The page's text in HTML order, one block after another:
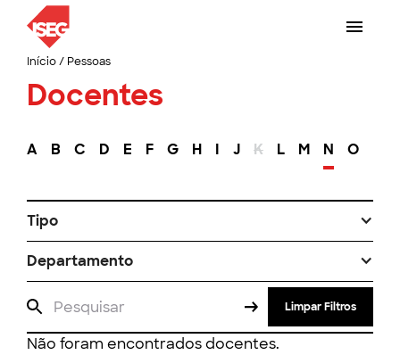
Início/ Pessoas
Docentes
A B C D E F G H I J K L M N O
Tipo
Departamento
Limpar Filtros
Não foram encontrados docentes.